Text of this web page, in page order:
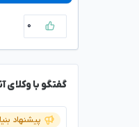
۰
گفتگو با وکلای
پیشنهاد